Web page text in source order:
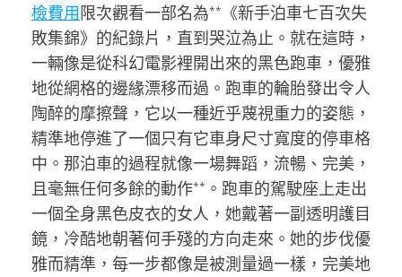
檢費用限次觀看一部名為**《新手泊車七百次失
敗集錦》的紀錄片，直到哭泣為止。就在這時，
一輛像是從科幻電影裡開出來的黑色跑車，優雅
地從網格的邊緣漂移而過。跑車的輪胎發出令人
陶醉的摩擦聲，它以一種近乎蔑視重力的姿態，
精準地停進了一個只有它車身尺寸寬度的停車格
中。那泊車的過程就像一場舞蹈，流暢、完美，
且毫無任何多餘的動作**。跑車的駕駛座上走出
一個全身黑色皮衣的女人，她戴著一副透明護目
鏡，冷酷地朝著何手殘的方向走來。她的步伐優
雅而精準，每一步都像是被測量過一樣，完美地